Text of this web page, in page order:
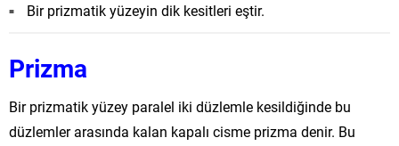
Bir prizmatik yüzeyin dik kesitleri eştir.
Prizma
Bir prizmatik yüzey paralel iki düzlemle kesildiğinde bu
düzlemler arasında kalan kapalı cisme prizma denir. Bu